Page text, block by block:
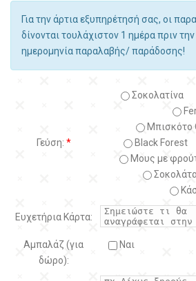
Για την άρτια εξυπηρέτησή σας, οι
δίνονται τουλάχιστον 1 ημέρα πριν
ημερομηνία παραλαβής/ παράδοσης!
Γεύση: *
Σοκολατίνα
Μπισκότο
Black Forest
Μους με
Ευχετήρια Κάρτα:
Αμπαλάζ (για
δώρο):
Ναι